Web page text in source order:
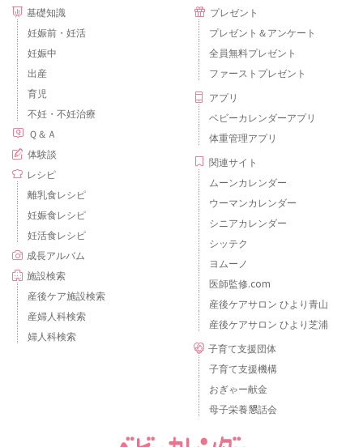
基礎知識
妊娠前・妊活
妊娠中
出産
育児
不妊・不妊治療
Ｑ＆Ａ
体験談
レシピ
離乳食レシピ
妊娠食レシピ
妊活食レシピ
成長アルバム
施設検索
産後ケア施設検索
産婦人科検索
婦人科検索
プレゼント
プレゼント＆アンケート
全員無料プレゼント
ファーストプレゼント
アプリ
ベビーカレンダーアプリ
体重管理アプリ
関連サイト
ムーンカレンダー
ウーマンカレンダー
シニアカレンダー
シッテク
ヨムーノ
医師監修.com
産後ケアサロン ひより青山
産後ケアサロン ひより芝浦
子育て支援団体
子育て支援機構
おぎゃー献金
母子栄養懇話会